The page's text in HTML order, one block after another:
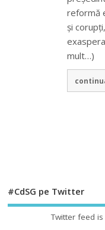
reformă
și
mult…)
#CdSG pe Twitter
Twitter feed